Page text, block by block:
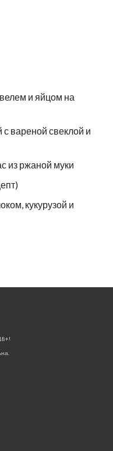
и яйцом на
вареной свеклой и
из ржаной муки
кукурузой и